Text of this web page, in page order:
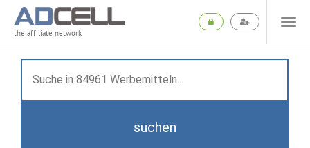
the affiliate network
suchen